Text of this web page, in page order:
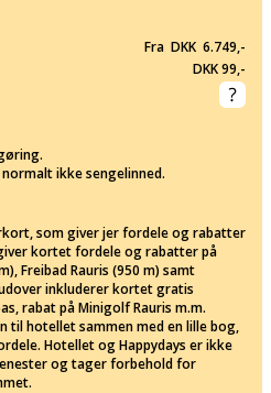
Fra DKK 6.749,-
DKK 99,-
ikke sengelinned.
som giver jer fordele og rabatter
kortet fordele og rabatter på
Freibad Rauris (950 m) samt
inkluderer kortet gratis
rabat på Minigolf Rauris m.m.
til hotellet sammen med en lille bog,
Hotellet og Happydays er ikke
og tager forbehold for